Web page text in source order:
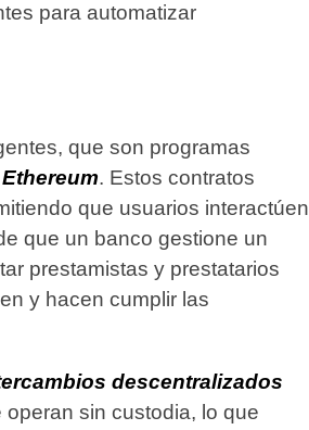
para automatizar
que son programas
Ethereum. Estos contratos
que usuarios interactúen
que un banco gestione un
prestamistas y prestatarios
y hacen cumplir las
descentralizados
sin custodia, lo que